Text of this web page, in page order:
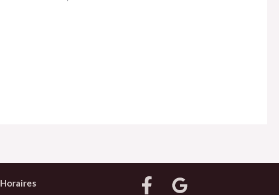
Horaires